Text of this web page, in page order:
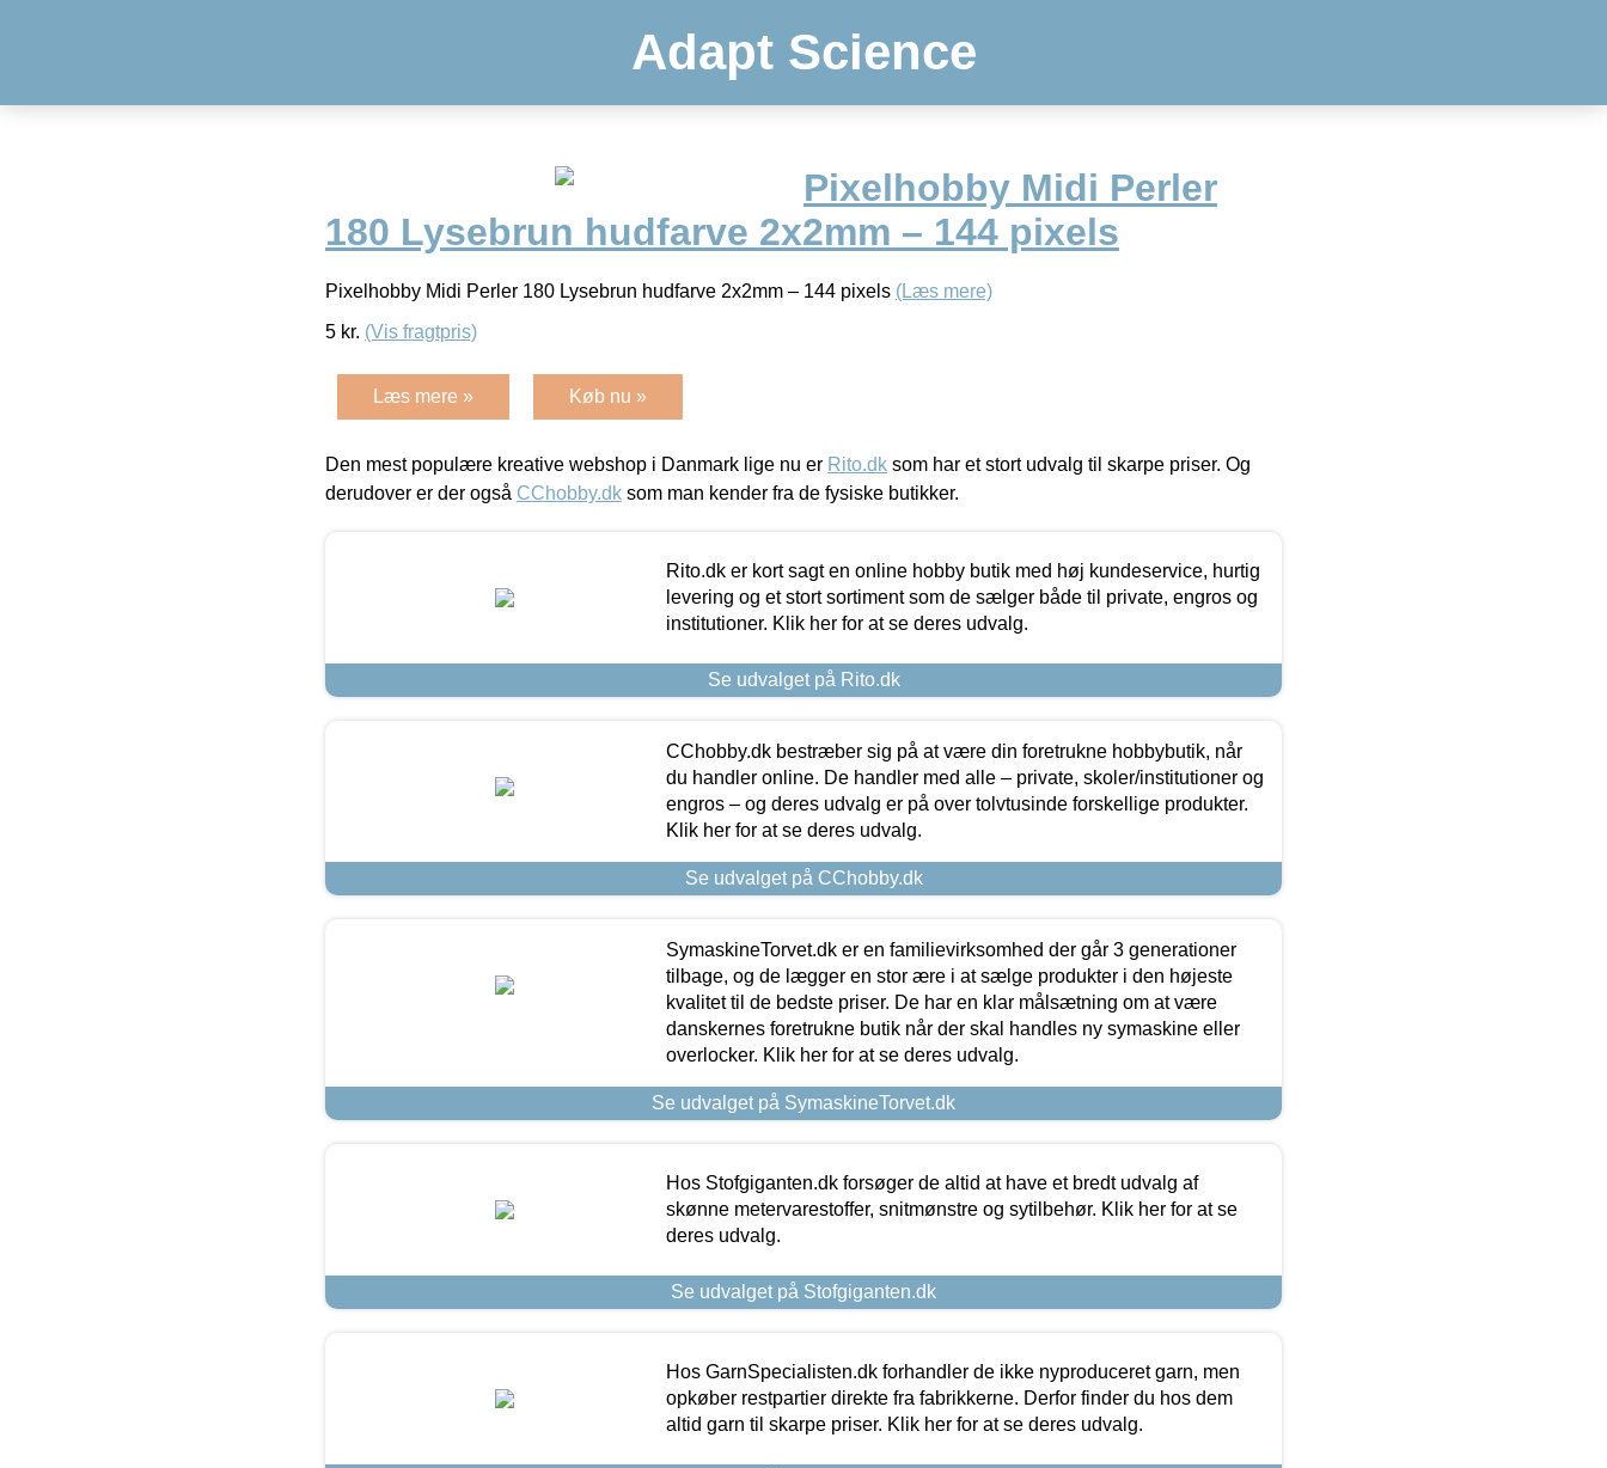
Adapt Science
Pixelhobby Midi Perler
180 Lysebrun hudfarve 2x2mm – 144 pixels
Pixelhobby Midi Perler 180 Lysebrun hudfarve 2x2mm – 144 pixels (Læs mere)
5 kr. (Vis fragtpris)
Læs mere » Køb nu »
Den mest populære kreative webshop i Danmark lige nu er Rito.dk som har et stort udvalg til skarpe priser. Og
derudover er der også CChobby.dk som man kender fra de fysiske butikker.
Rito.dk er kort sagt en online hobby butik med høj kundeservice, hurtig
levering og et stort sortiment som de sælger både til private, engros og
institutioner. Klik her for at se deres udvalg.
Se udvalget på Rito.dk
CChobby.dk bestræber sig på at være din foretrukne hobbybutik, når
du handler online. De handler med alle – private, skoler/institutioner og
engros – og deres udvalg er på over tolvtusinde forskellige produkter.
Klik her for at se deres udvalg.
Se udvalget på CChobby.dk
SymaskineTorvet.dk er en familievirksomhed der går 3 generationer
tilbage, og de lægger en stor ære i at sælge produkter i den højeste
kvalitet til de bedste priser. De har en klar målsætning om at være
danskernes foretrukne butik når der skal handles ny symaskine eller
overlocker. Klik her for at se deres udvalg.
Se udvalget på SymaskineTorvet.dk
Hos Stofgiganten.dk forsøger de altid at have et bredt udvalg af
skønne metervarestoffer, snitmønstre og sytilbehør. Klik her for at se
deres udvalg.
Se udvalget på Stofgiganten.dk
Hos GarnSpecialisten.dk forhandler de ikke nyproduceret garn, men
opkøber restpartier direkte fra fabrikkerne. Derfor finder du hos dem
altid garn til skarpe priser. Klik her for at se deres udvalg.